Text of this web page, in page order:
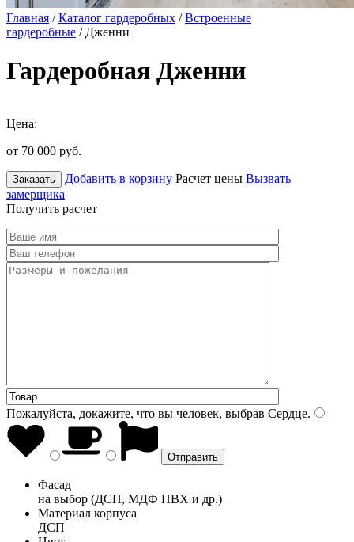
Главная /Каталог гардеробных /Встроенные
гардеробные / Дженни
Гардеробная Дженни
Цена:
от 70 000 руб.
Заказать Добавить в корзину Расчет цены Вызвать
замерщика
Получить расчет
Пожалуйста, докажите, что вы человек, выбрав Сердце.
Фасад
на выбор (ДСП, МДФ ПВХ и др.)
Материал корпуса
ДСП